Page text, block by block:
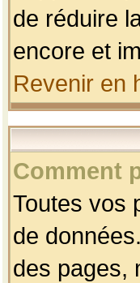
de réduire
encore et
Revenir en
Comment
Toutes vos
de
des pages,